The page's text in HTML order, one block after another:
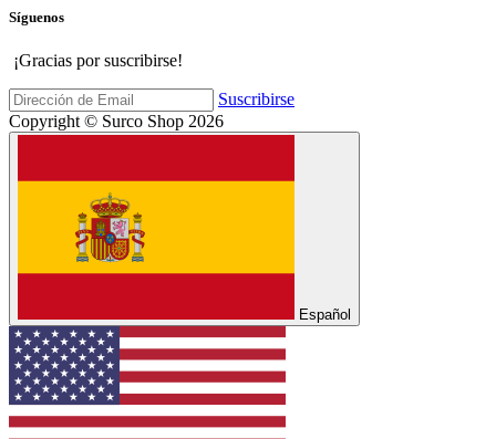
Síguenos
¡Gracias por suscribirse!
Suscribirse
Copyright © Surco Shop 2026
Español